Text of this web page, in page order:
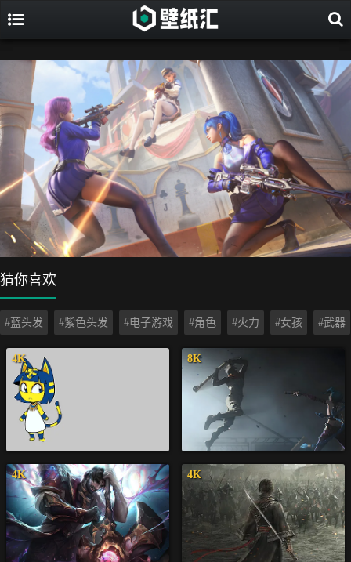
猜你喜欢
#蓝头发 #紫色头发 #电子游戏 #角色 #火力 #女孩 #武器
4K 8K
4K 4K